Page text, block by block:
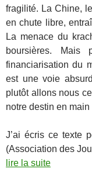
fragilité. La Chine,
en chute libre,
La menace du
boursières. Mais
financiarisation du
est une voie
plutôt allons nous
notre destin en main
J’ai écris ce texte
(Association des
lire la suite